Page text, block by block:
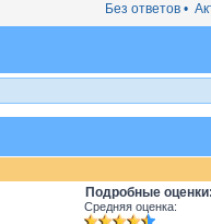
Без ответов •
Подробные оценки:
Средняя оценка: